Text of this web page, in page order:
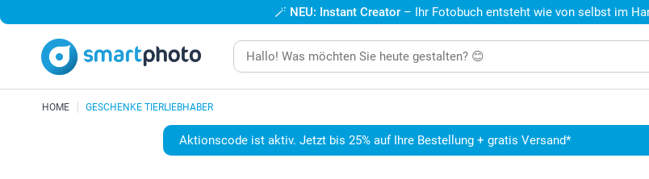
🪄 NEU: Instant Creator – Ihr Fotobuch entsteht wie von selbst im
HOME GESCHENKE TIERLIEBHABER
Aktionscode ist aktiv. Jetzt bis 25% auf Ihre Bestellung + gratis Versand*